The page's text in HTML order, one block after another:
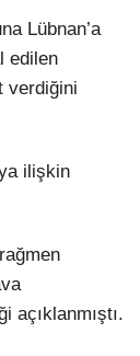
Lübnan’a
edilen
verdiğini
ilişkin
açıklanmıştı.